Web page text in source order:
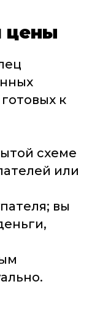
цены
к
схеме
или
вы